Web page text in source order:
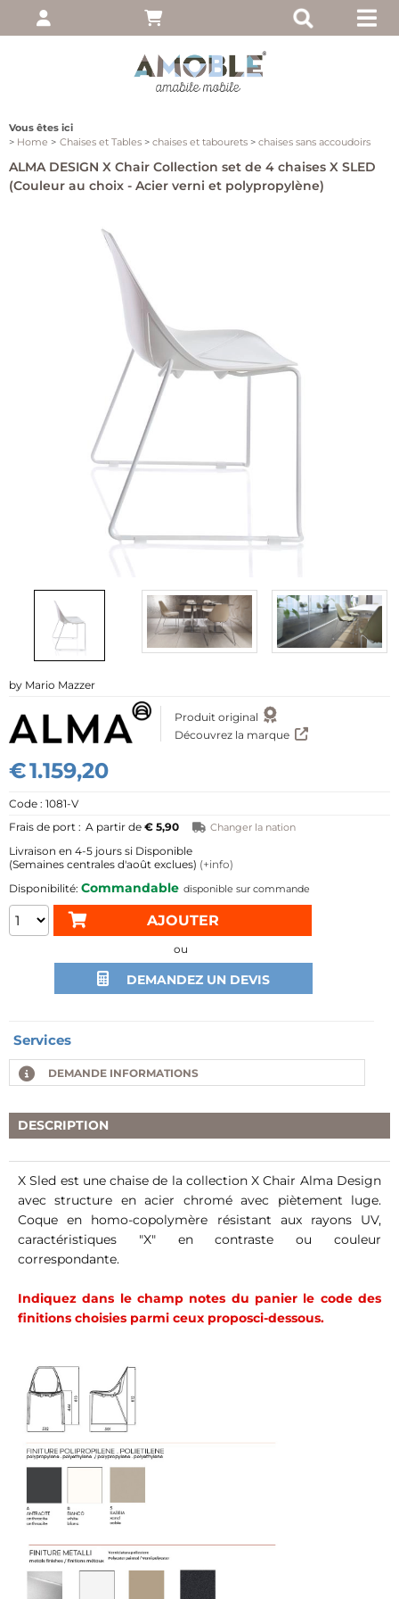
notre site, cliquez
Vous êtes ici
Home
Chaises et Tables chaises et tabourets chaises sans accoudoirs
ALMA DESIGN X Chair Collection set de 4 chaises X SLED
(Couleur au choix - Acier verni et polypropylène)
€1.159,20
A partir de € 5,90 Changer la nation
Produit original
Découvrez la marque
Mario Mazzer
4-5 jours si Disponible
(Semaines centrales d'août exclues) (+info)
ou
DEMANDEZ UN DEVIS
1081-V
Commandable disponible sur commande
Services
DEMANDE INFORMATIONS
DESCRIPTION
X Sled est une chaise de la collection X Chair Alma Design
avec structure en acier chromé avec piètement luge.
Coque en homo-copolymère résistant aux rayons UV,
caractéristiques "X" en contraste ou couleur
correspondante.
Indiquez dans le champ notes du panier le code des
finitions choisies parmi ceux proposci-dessous.